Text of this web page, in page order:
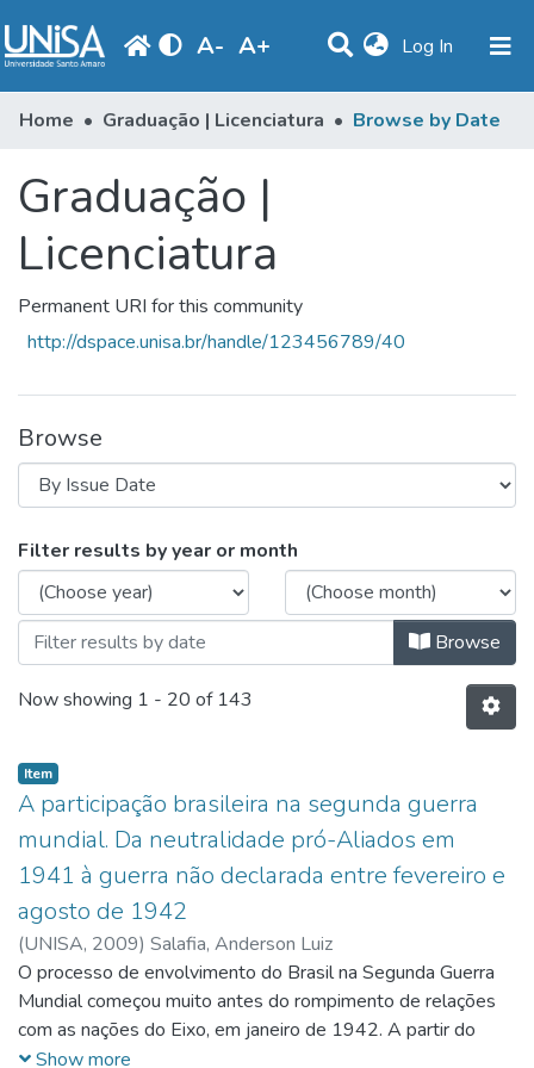
A- A+ Log In (current)
Communities & Collections
Produção Docente
Library
Periodicals
Home Graduação | Licenciatura Browse by Date
Graduação |
Licenciatura
Permanent URI for this community
http://dspace.unisa.br/handle/123456789/40
Browse
Browsing Graduação |
Filter results by year or month
Browse
Now showing 1 - 20 of 143
Item
A participação brasileira na segunda guerra
mundial. Da neutralidade pró-Aliados em
1941 à guerra não declarada entre fevereiro e
agosto de 1942
(UNISA, 2009) Salafia, Anderson Luiz
O processo de envolvimento do Brasil na Segunda Guerra
Mundial começou muito antes do rompimento de relações
com as nações do Eixo, em janeiro de 1942. A partir do
momento em que foi implantado o Estado Novo no Brasil,
Show more